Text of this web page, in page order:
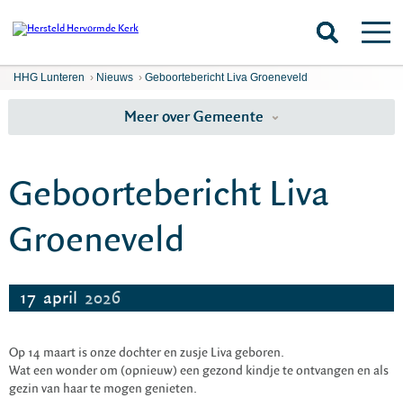
HHG Lunteren › Nieuws › Geboortebericht Liva Groeneveld
Meer over Gemeente
Geboortebericht Liva
Groeneveld
17 april 2026
Op 14 maart is onze dochter en zusje Liva geboren.
Wat een wonder om (opnieuw) een gezond kindje te ontvangen en als
gezin van haar te mogen genieten.